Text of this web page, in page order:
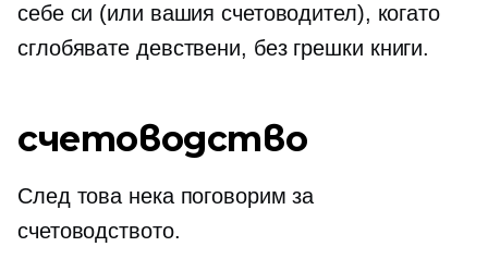
себе си (или вашия счетоводител), когато
сглобявате девствени, без грешки книги.
счетоводство
След това нека поговорим за
счетоводството.